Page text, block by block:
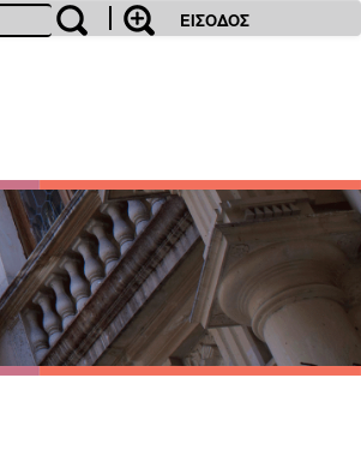
ΕΙΣΟΔΟΣ